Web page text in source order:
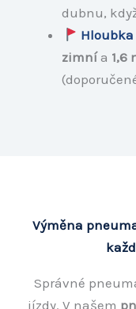
dubnu,
zimnía 1,6
Výměna
Správné
jízdy. V našem